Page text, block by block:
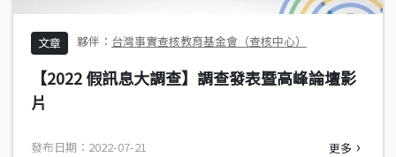
文章 台灣事實查核教育基金會（查核中心）
【2022 假訊息大調查】調查發表暨高峰論壇影
片
發布日期：2022-07-21 更多